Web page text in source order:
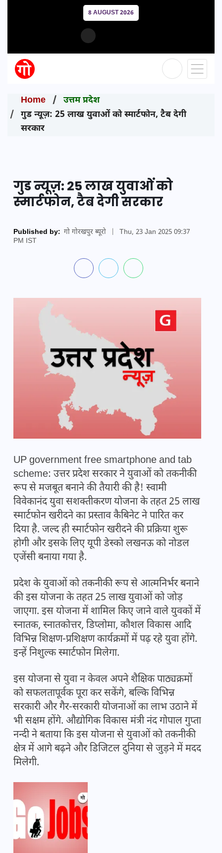
8 AUGUST 2026
Home
उत्तम प्रदेश
गुड न्यूज़: 25 लाख युवाओं को स्मार्टफोन, टैब देगी
सरकार
गुड न्यूज़: 25 लाख युवाओं को
स्मार्टफोन, टैब देगी सरकार
Published by: गो गोरखपुर ब्यूरो
Thu, 23 Jan 2025 09:37
PM IST
UP government free smartphone and tab
scheme: उत्तर प्रदेश सरकार ने युवाओं को तकनीकी
रूप से मजबूत बनाने की तैयारी की है! स्वामी
विवेकानंद युवा सशक्तीकरण योजना के तहत 25 लाख
स्मार्टफोन खरीदने का प्रस्ताव कैबिनेट ने पारित कर
दिया है. जल्द ही स्मार्टफोन खरीदने की प्रक्रिया शुरू
होगी और इसके लिए यूपी डेस्को लखनऊ को नोडल
एजेंसी बनाया गया है.
प्रदेश के युवाओं को तकनीकी रूप से आत्मनिर्भर बनाने
की इस योजना के तहत 25 लाख युवाओं को जोड़
जाएगा. इस योजना में शामिल किए जाने वाले युवकों में
स्नातक, स्नातकोत्तर, डिप्लोमा, कौशल विकास आदि
विभिन्न शिक्षण-प्रशिक्षण कार्यक्रमों में पढ़ रहे युवा होंगे.
इन्हें निशुल्क स्मार्टफोन मिलेगा.
इस योजना से युवा न केवल अपने शैक्षिक पाठ्यक्रमों
को सफलतापूर्वक पूरा कर सकेंगे, बल्कि विभिन्न
सरकारी और गैर-सरकारी योजनाओं का लाभ उठाने में
भी सक्षम होंगे. औद्योगिक विकास मंत्री नंद गोपाल गुप्ता
नन्दी ने बताया कि इस योजना से युवाओं को तकनीकी
क्षेत्र में आगे बढ़ने और डिजिटल दुनिया से जुड़ने में मदद
मिलेगी.